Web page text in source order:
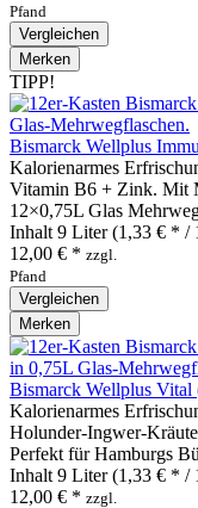
Pfand
Vergleichen
Merken
TIPP!
Bismarck Wellplus
Kalorienarmes
Vitamin B6 + Zink. Mit
12×0,75L Glas
Inhalt 9 Liter(1,33 € * /
12,00 € * zzgl.
Pfand
Vergleichen
Merken
Bismarck Wellplus Vital
Kalorienarmes
Perfekt für Hamburgs
Inhalt 9 Liter(1,33 € * /
12,00 € * zzgl.